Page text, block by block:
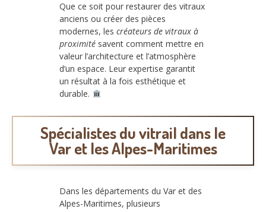
Que ce soit pour restaurer des vitraux
anciens ou créer des pièces
modernes, les créateurs de vitraux à
proximité savent comment mettre en
valeur l’architecture et l’atmosphère
d’un espace. Leur expertise garantit
un résultat à la fois esthétique et
durable.
Spécialistes du vitrail dans le
Var et les Alpes-Maritimes
Dans les départements du Var et des
Alpes-Maritimes, plusieurs